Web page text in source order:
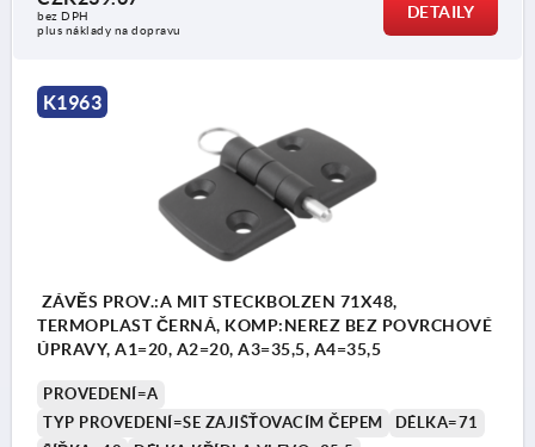
bez DPH
plus náklady na dopravu
DETAILY
K1963
ZÁVĚS PROV.:A MIT STECKBOLZEN 71X48,
TERMOPLAST ČERNÁ, KOMP:NEREZ BEZ POVRCHOVÉ
ÚPRAVY, A1=20, A2=20, A3=35,5, A4=35,5
PROVEDENÍ=A
TYP PROVEDENÍ=SE ZAJIŠŤOVACÍM ČEPEM
DÉLKA=71